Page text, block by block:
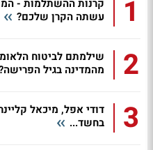
1
קרנות ההשתלמות -
עשתה הקרן שלכם?
2
מהמדינה בגיל
3
דודי אפל, מיכאל
בחשד...